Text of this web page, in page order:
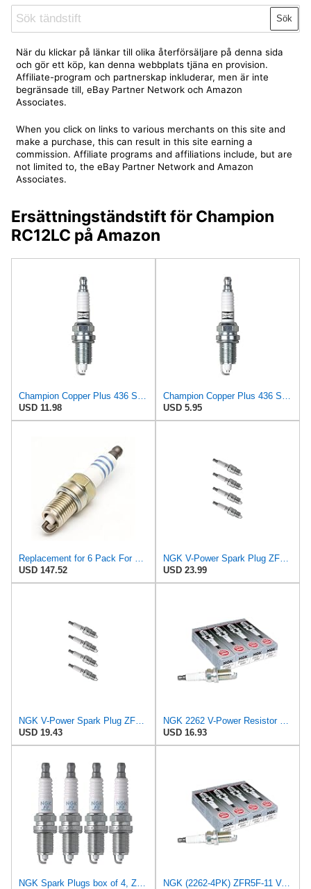
Sök
När du klickar på länkar till olika återförsäljare på denna sida
och gör ett köp, kan denna webbplats tjäna en provision.
Affiliate-program och partnerskap inkluderar, men är inte
begränsade till, eBay Partner Network och Amazon
Associates.
When you click on links to various merchants on this site and
make a purchase, this can result in this site earning a
commission. Affiliate programs and affiliations include, but are
not limited to, the eBay Partner Network and Amazon
Associates.
Ersättningständstift för Champion
RC12LC på Amazon
Champion Copper Plus 436 Spark Plug (Carton of 4) - RC12LC4
USD 11.98
Champion Copper Plus 436 Spark Plug (Carton of 1) - RC12LC4 for 1988-2003 Dodge Ram 1500
USD 5.95
Replacement for 6 Pack For NGK Standard Spark Plugs 1998-2003 for Mercedes-Benz ML320 3.2L V6 ps
USD 147.52
NGK V-Power Spark Plug ZFR5F-11 (4 Pack) Compatible With JEEP COMPASS 75TH ANNIVERSARY 2016-2016
USD 23.99
NGK V-Power Spark Plug ZFR5F-11 (4 Pack) Compatible with MAZDA B2600 SE-5 1990-1993 2.6L/2606cc
USD 19.43
NGK 2262 V-Power Resistor Type Spark Plugs ZFR5F-11 (4 Pack)
USD 16.93
NGK Spark Plugs box of 4, ZFR5F-11 NGK (2262-4PK) ZFR5F-11 V-Power Spark Plug, Box of 4